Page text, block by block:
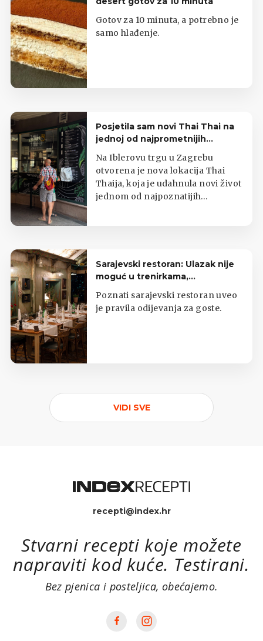
Gotov za 10 minuta, a potrebno je
samo hlađenje.
Posjetila sam novi Thai Thai na
jednoj od najprometnijih
zagrebačkih lokacija
Na Iblerovu trgu u Zagrebu
otvorena je nova lokacija Thai
Thaija, koja je udahnula novi život
jednom od najpoznatijih
Sarajevski restoran: Ulazak nije
moguć u trenirkama,
potkošuljama i japankama
Poznati sarajevski restoran uveo
je pravila odijevanja za goste.
VIDI SVE
recepti@index.hr
Stvarni recepti koje možete
napraviti kod kuće. Testirani.
Bez pjenica i posteljica, obećajemo.